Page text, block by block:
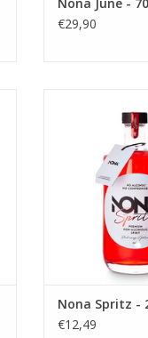
€29,90
TOEVOEGEN AAN
Nona Spritz -
€12,49